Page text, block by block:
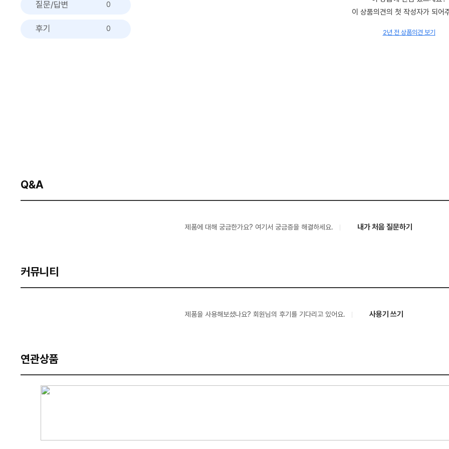
질문/답변 0
후기 0
이 상품의견의 첫 작성자가 되어
2년 전 상품의견 보기
Q&A
제품에 대해 궁금한가요? 여기서 궁금증을 해결하세요. 내가 처음 질문하기
커뮤니티
제품을 사용해보셨나요? 회원님의 후기를 기다리고 있어요. 사용기 쓰기
연관상품